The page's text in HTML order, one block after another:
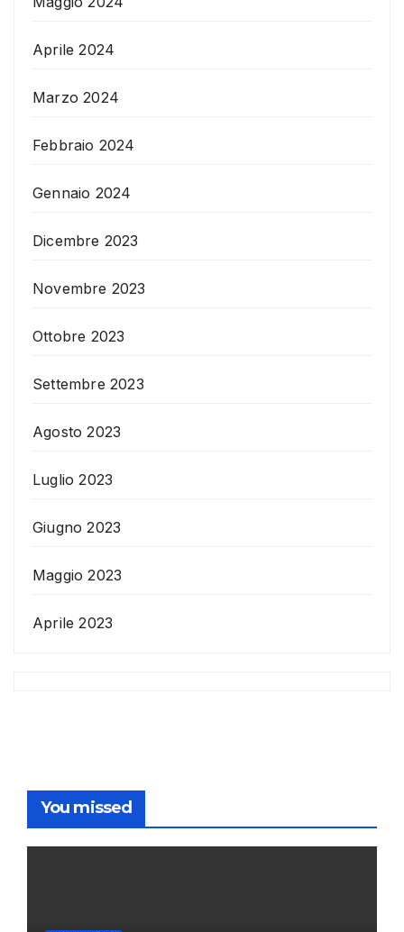
Aprile 2024
Marzo 2024
Febbraio 2024
Gennaio 2024
Dicembre 2023
Novembre 2023
Ottobre 2023
Settembre 2023
Agosto 2023
Luglio 2023
Giugno 2023
Maggio 2023
Aprile 2023
You missed